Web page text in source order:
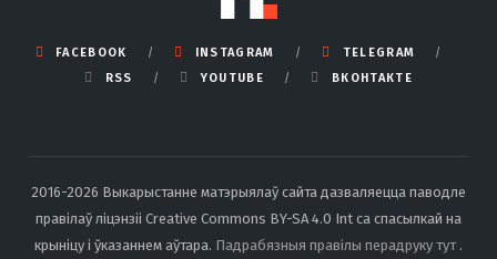
FACEBOOK INSTAGRAM
TELEGRAM
RSS
YOUTUBE ВКОНТАКТЕ
2016-2026 Выкарыстанне матэрыялаў сайта дазваляецца паводле
правілаў ліцэнзіі Creative Commons BY-SA 4.0 Int са спасылкай на
крыніцу і ўказаннем аўтара. Падрабязныя правілы перадруку тут .